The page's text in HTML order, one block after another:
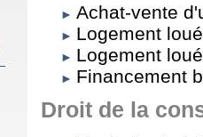
Achat-vente
Logement
Logement
Financement
Droit de la